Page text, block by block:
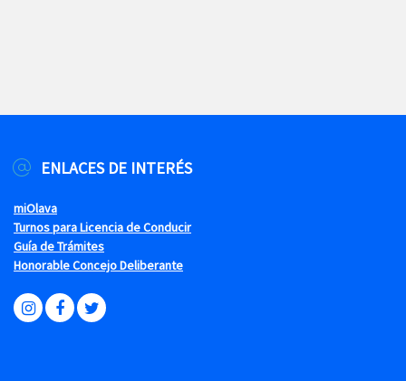
ENLACES DE INTERÉS
miOlava
Turnos para Licencia de Conducir
Guía de Trámites
Honorable Concejo Deliberante